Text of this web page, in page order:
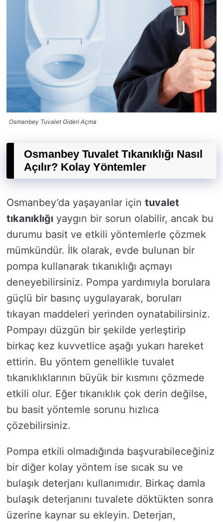
Osmanbey Tuvalet Gideri Açma
Osmanbey Tuvalet Tıkanıklığı Nasıl
Açılır? Kolay Yöntemler
Osmanbey’da yaşayanlar için tuvalet
tıkanıklığı yaygın bir sorun olabilir, ancak bu
durumu basit ve etkili yöntemlerle çözmek
mümkündür. İlk olarak, evde bulunan bir
pompa kullanarak tıkanıklığı açmayı
deneyebilirsiniz. Pompa yardımıyla borulara
güçlü bir basınç uygulayarak, boruları
tıkayan maddeleri yerinden oynatabilirsiniz.
Pompayı düzgün bir şekilde yerleştirip
birkaç kez kuvvetlice aşağı yukarı hareket
ettirin. Bu yöntem genellikle tuvalet
tıkanıklıklarının büyük bir kısmını çözmede
etkili olur. Eğer tıkanıklık çok derin değilse,
bu basit yöntemle sorunu hızlıca
çözebilirsiniz.
Pompa etkili olmadığında başvurabileceğiniz
bir diğer kolay yöntem ise sıcak su ve
bulaşık deterjanı kullanımıdır. Birkaç damla
bulaşık deterjanını tuvalete döktükten sonra
üzerine kaynar su ekleyin. Deterjan,